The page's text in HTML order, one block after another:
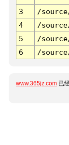
3 /
4
/
5
/
6
/
www.365jz.com 已